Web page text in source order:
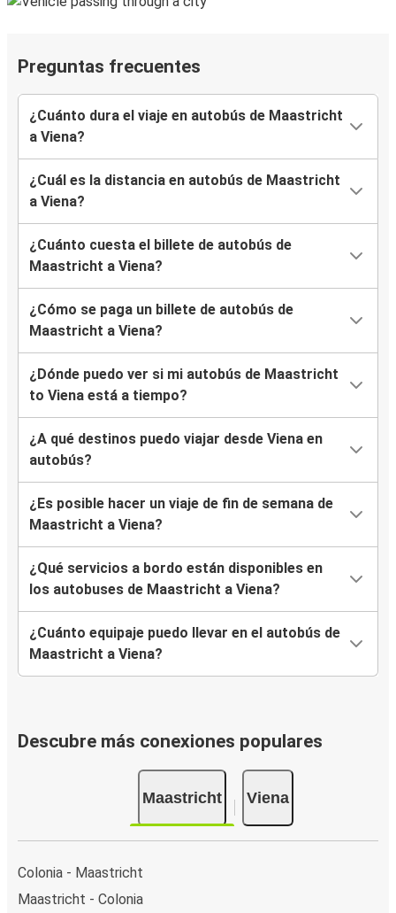
Preguntas frecuentes
¿Cuánto dura el viaje en autobús de Maastricht
a Viena?
¿Cuál es la distancia en autobús de Maastricht
a Viena?
¿Cuánto cuesta el billete de autobús de
Maastricht a Viena?
¿Cómo se paga un billete de autobús de
Maastricht a Viena?
¿Dónde puedo ver si mi autobús de Maastricht
to Viena está a tiempo?
¿A qué destinos puedo viajar desde Viena en
autobús?
¿Es posible hacer un viaje de fin de semana de
Maastricht a Viena?
¿Qué servicios a bordo están disponibles en
los autobuses de Maastricht a Viena?
¿Cuánto equipaje puedo llevar en el autobús de
Maastricht a Viena?
Descubre más conexiones populares
Maastricht Viena
Colonia - Maastricht
Maastricht - Colonia